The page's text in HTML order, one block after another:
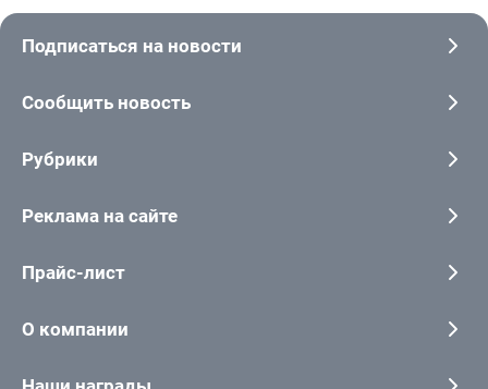
Подписаться на новости
Сообщить новость
Рубрики
Реклама на сайте
Прайс-лист
О компании